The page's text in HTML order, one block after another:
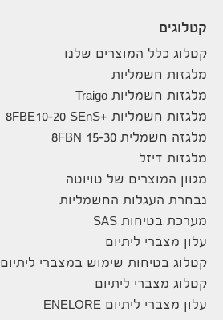
קטלוגים
קטלוג כלל המוצרים שלנו
מלגזות חשמליות
מלגזות חשמליות Traigo
מלגזות חשמליות +8FBE10-20 SEnS
מלגזה חשמלית 8FBN 15-30
מלגזות דיזל
מגוון המוצרים של טויוטה
נבחרת העגלות החשמליות
מערכת בטיחות SAS
עלון מצברי ליתיום
קטלוג בטיחות שימוש במצברי ליתיום
קטלוג מצברי ליתיום
עלון מצברי ליתיום ENELORE